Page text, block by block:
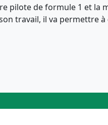
pilote de formule 1 et la
travail, il va permettre